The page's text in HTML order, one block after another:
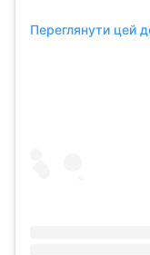
Переглянути цей